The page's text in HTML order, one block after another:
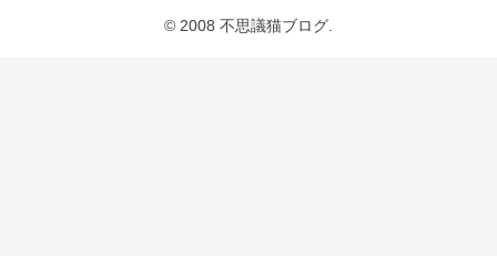
© 2008 不思議猫ブログ.